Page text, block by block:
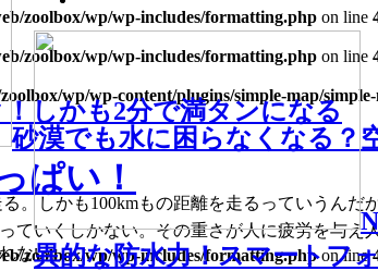
zoolbox/wp/wp-includes/formatting.php on line
zoolbox/wp/wp-includes/formatting.php on line
wp/wp-content/plugins/simple-map/
ぱい！
zoolbox/wp/wp-includes/formatting.phpon line
しかも2分で満タンになる
。しかも100kmもの距離を走るっていうんだ
砂漠でも水に困らなくなる？
ていくしかない。その重さが人に疲労を与え
ない。
異的な防水力！スマートフ